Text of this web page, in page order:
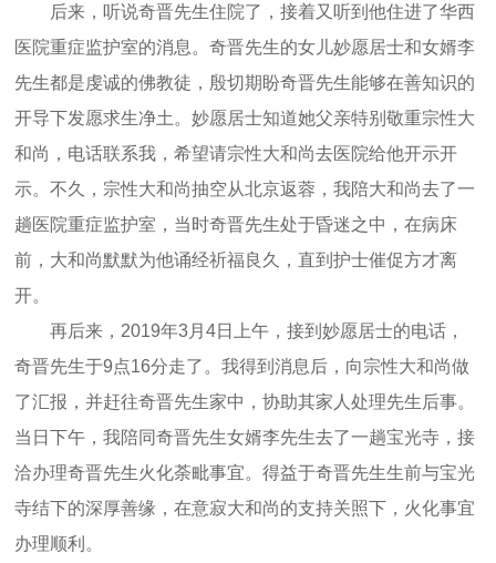
后来，听说奇晋先生住院了，接着又听到他住进了华西
医院重症监护室的消息。奇晋先生的女儿妙愿居士和女婿李
先生都是虔诚的佛教徒，殷切期盼奇晋先生能够在善知识的
开导下发愿求生净土。妙愿居士知道她父亲特别敬重宗性大
和尚，电话联系我，希望请宗性大和尚去医院给他开示开
示。不久，宗性大和尚抽空从北京返蓉，我陪大和尚去了一
趟医院重症监护室，当时奇晋先生处于昏迷之中，在病床
前，大和尚默默为他诵经祈福良久，直到护士催促方才离
开。
再后来，2019年3月4日上午，接到妙愿居士的电话，
奇晋先生于9点16分走了。我得到消息后，向宗性大和尚做
了汇报，并赶往奇晋先生家中，协助其家人处理先生后事。
当日下午，我陪同奇晋先生女婿李先生去了一趟宝光寺，接
洽办理奇晋先生火化荼毗事宜。得益于奇晋先生生前与宝光
寺结下的深厚善缘，在意寂大和尚的支持关照下，火化事宜
办理顺利。